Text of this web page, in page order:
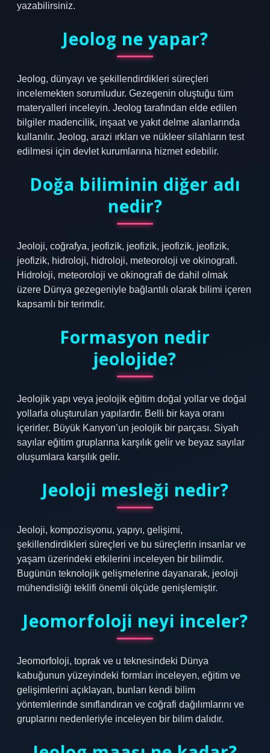
yazabilirsiniz.
Jeolog ne yapar?
Jeolog, dünyayı ve şekillendirdikleri süreçleri
incelemekten sorumludur. Gezegenin oluştuğu tüm
materyalleri inceleyin. Jeolog tarafından elde edilen
bilgiler madencilik, inşaat ve yakıt delme alanlarında
kullanılır. Jeolog, arazi ırkları ve nükleer silahların test
edilmesi için devlet kurumlarına hizmet edebilir.
Doğa biliminin diğer adı
nedir?
Jeoloji, coğrafya, jeofizik, jeofizik, jeofizik, jeofizik,
jeofizik, hidroloji, hidroloji, meteoroloji ve okinografi.
Hidroloji, meteoroloji ve okinografi de dahil olmak
üzere Dünya gezegeniyle bağlantılı olarak bilimi içeren
kapsamlı bir terimdir.
Formasyon nedir
jeolojide?
Jeolojik yapı veya jeolojik eğitim doğal yollar ve doğal
yollarla oluşturulan yapılardır. Belli bir kaya oranı
içerirler. Büyük Kanyon’un jeolojik bir parçası. Siyah
sayılar eğitim gruplarına karşılık gelir ve beyaz sayılar
oluşumlara karşılık gelir.
Jeoloji mesleği nedir?
Jeoloji, kompozisyonu, yapıyı, gelişimi,
şekillendirdikleri süreçleri ve bu süreçlerin insanlar ve
yaşam üzerindeki etkilerini inceleyen bir bilimdir.
Bugünün teknolojik gelişmelerine dayanarak, jeoloji
mühendisliği teklifi önemli ölçüde genişlemiştir.
Jeomorfoloji neyi inceler?
Jeomorfoloji, toprak ve u teknesindeki Dünya
kabuğunun yüzeyindeki formları inceleyen, eğitim ve
gelişimlerini açıklayan, bunları kendi bilim
yöntemlerinde sınıflandıran ve coğrafi dağılımlarını ve
gruplarını nedenleriyle inceleyen bir bilim dalıdır.